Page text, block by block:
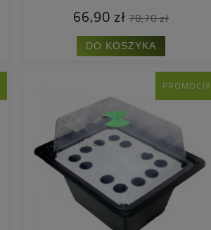
66,90 zł 78,70 zł
DO KOSZYKA
PROMOCJA